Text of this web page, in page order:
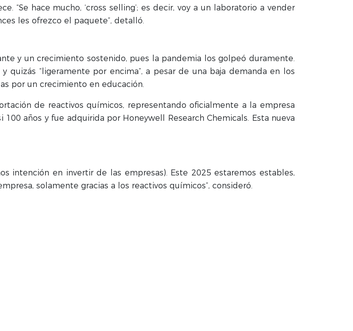
“Se hace mucho, ‘cross selling’; es decir, voy a un laboratorio a vender
les ofrezco el paquete”, detalló.
y un crecimiento sostenido, pues la pandemia los golpeó duramente.
quizás “ligeramente por encima”, a pesar de una baja demanda en los
por un crecimiento en educación.
de reactivos químicos, representando oficialmente a la empresa
años y fue adquirida por Honeywell Research Chemicals. Esta nueva
intención en invertir de las empresas). Este 2025 estaremos estables,
solamente gracias a los reactivos químicos”, consideró.